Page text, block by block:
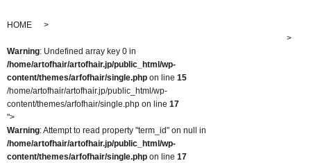
HOME
Warning: Undefined array key 0 in
/home/artofhair/artofhair.jp/public_html/wp-
content/themes/arfofhair/single.php on line 15
/home/artofhair/artofhair.jp/public_html/wp-
content/themes/arfofhair/single.php on line 17
">
Warning: Attempt to read property "term_id" on null in
/home/artofhair/artofhair.jp/public_html/wp-
content/themes/arfofhair/single.php on line 17